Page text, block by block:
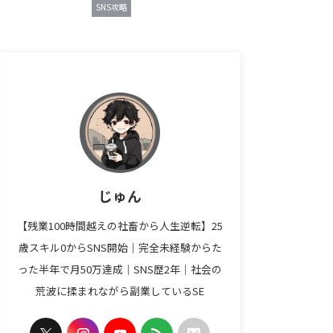
SNS攻略
じゅん
【残業100時間越えの社畜から人生逆転】25
歳スキル0からSNS開始｜完全未経験からた
った半年で月50万達成｜SNS歴2年｜社会の
荒波に揉まれながら副業しているSE